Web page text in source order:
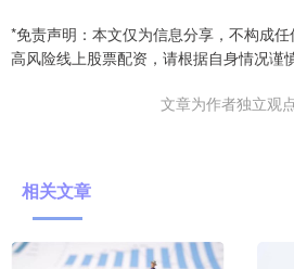
*免责声明：本文仅为信息分享，不构成
高风险线上股票配资，请根据自身情况谨
文章为作者独立观
相关文章